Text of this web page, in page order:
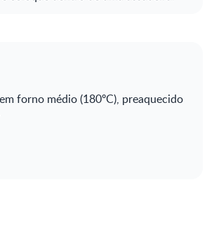
forno médio (180ºC), preaquecido